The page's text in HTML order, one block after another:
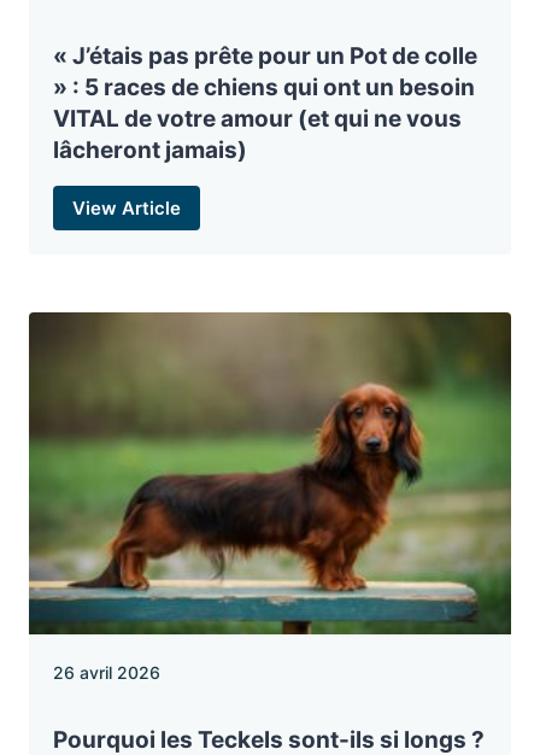
« J’étais pas prête pour un Pot de colle
» : 5 races de chiens qui ont un besoin
VITAL de votre amour (et qui ne vous
lâcheront jamais)
View Article
26 avril 2026
Pourquoi les Teckels sont-ils si longs ?